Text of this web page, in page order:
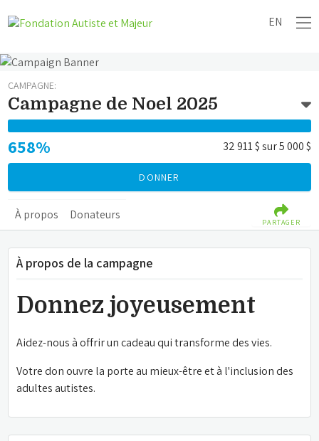
EN
CAMPAGNE:
Campagne de Noel 2025
658% 32 911 $sur5 000 $
DONNER
À propos Donateurs PARTAGER
À propos de la campagne
Donnez joyeusement
Aidez-nous à offrir un cadeau qui transforme des vies.
Votre don ouvre la porte au mieux-être et à l'inclusion des
adultes autistes.